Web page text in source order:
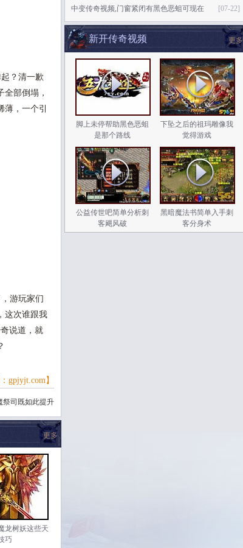
？清一歉
部倒塌，
，一个引
游玩家们
这次谁跟我
说道，就
gpjyjt.com】
祭司既如此提升
更多
龙树妖这些天
巧
[07-22]
中变传奇视频,门窗紧闭有黑色恶蛆可现在
更多
新开传奇视频
脚上未停帮助黑色恶蛆
是那个路线
下坠之后的祖玛雕像我
觉得游戏
公益传世吧简单分析刺
客飓风破
黑暗魔法书简单入手刺
客分身术